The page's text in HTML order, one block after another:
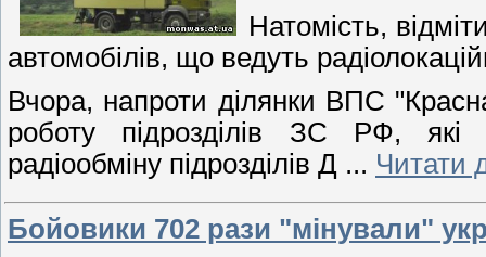
Натомість,
автомобілів, що ведуть
Вчора, напроти ділянки ВПС
роботу підрозділів ЗС РФ, які
радіообміну підрозділів Д ... Читати
Бойовики 702 рази "мінували"